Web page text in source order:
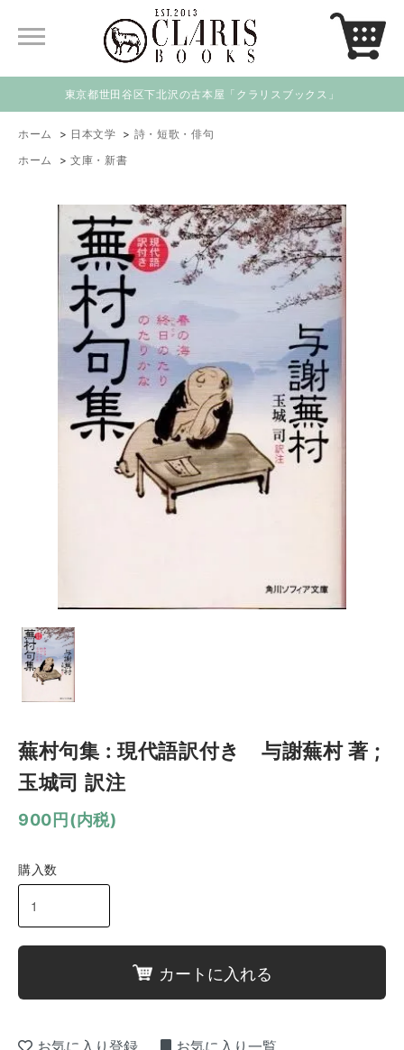
東京都世田谷区下北沢の古本屋「クラリスブックス」
ホーム > 日本文学 > 詩・短歌・俳句
ホーム
> 文庫・新書
蕪村句集 : 現代語訳付き 与謝蕪村 著 ;
玉城司 訳注
900円(内税)
購入数
カートに入れる